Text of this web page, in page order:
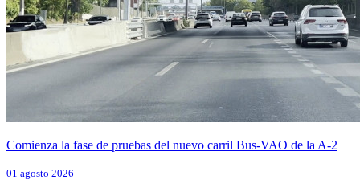
Comienza la fase de pruebas del nuevo carril Bus-VAO de la A-2
01 agosto 2026